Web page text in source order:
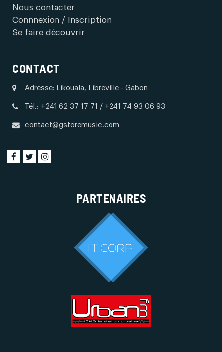
Nous contacter
Connnexion / Inscription
Se faire découvrir
CONTACT
Adresse: Likouala, Libreville - Gabon
Tél.: +241 62 37 17 71 / +241 74 93 06 93
contact@gstoremusic.com
PARTENAIRES